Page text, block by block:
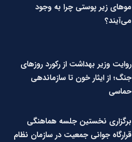
مو‌های زیر پوستی چرا به وجود
می‌آیند؟
روایت وزیر بهداشت از رکورد روزهای
جنگ؛ از ایثار خون تا سازماندهی
حماسی
برگزاری نخستین جلسه هماهنگی
قرارگاه جوانی جمعیت در سازمان نظام